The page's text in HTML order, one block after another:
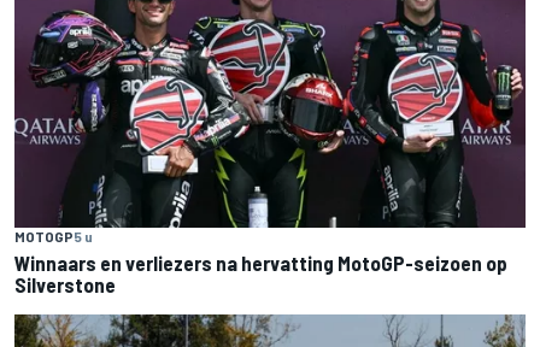
MOTOGP5 u
Winnaars en verliezers na hervatting MotoGP-seizoen op
Silverstone